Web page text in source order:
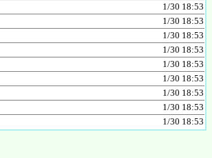
1/30 18:53
1/30 18:53
1/30 18:53
1/30 18:53
1/30 18:53
1/30 18:53
1/30 18:53
1/30 18:53
1/30 18:53